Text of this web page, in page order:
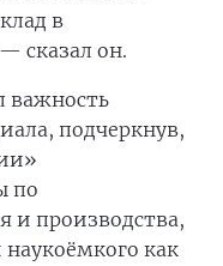
в
сказал он.
важность
подчеркнув,
по
и производства,
наукоёмкого как